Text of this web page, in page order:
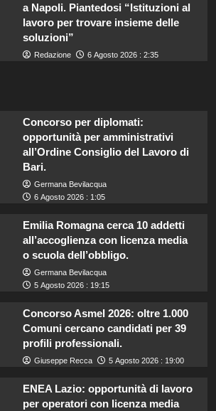
a Napoli. Piantedosi “Istituzioni al
lavoro per trovare insieme delle
soluzioni”
Redazione 6 Agosto 2026 : 2:35
Concorso per diplomati:
opportunità per amministrativi
all’Ordine Consiglio del Lavoro di
Bari.
Germana Bevilacqua
6 Agosto 2026 : 1:05
Emilia Romagna cerca 10 addetti
all’accoglienza con licenza media
o scuola dell’obbligo.
Germana Bevilacqua
5 Agosto 2026 : 19:15
Concorso Asmel 2026: oltre 1.000
Comuni cercano candidati per 39
profili professionali.
Giuseppe Recca 5 Agosto 2026 : 19:00
ENEA Lazio: opportunità di lavoro
per operatori con licenza media